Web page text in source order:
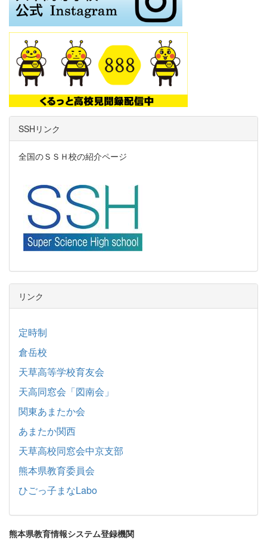
SSHリンク
全国のＳＳＨ校の紹介ページ
リンク
定時制
倉岳校
天草高等学校育友会
天高同窓会「図南会」
関東あまたか会
あまたか関西
天草高校同窓会中京支部
熊本県教育委員会
ひごっ子まなLabo
熊本県教育情報システム登録機関